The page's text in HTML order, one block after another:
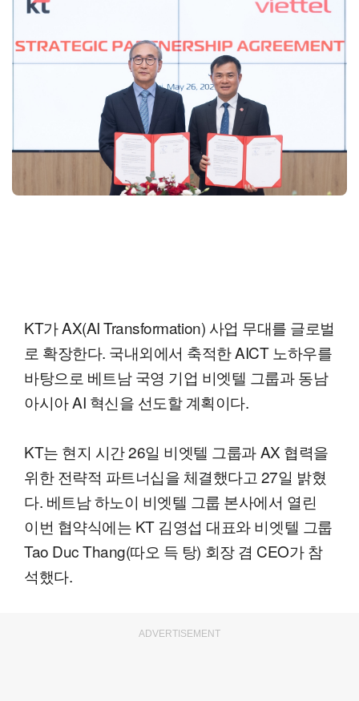
KT가 AX(AI Transformation) 사업 무대를 글로벌
로 확장한다. 국내외에서 축적한 AICT 노하우를
바탕으로 베트남 국영 기업 비엣텔 그룹과 동남
아시아 AI 혁신을 선도할 계획이다.
KT는 현지 시간 26일 비엣텔 그룹과 AX 협력을
위한 전략적 파트너십을 체결했다고 27일 밝혔
다. 베트남 하노이 비엣텔 그룹 본사에서 열린
이번 협약식에는 KT 김영섭 대표와 비엣텔 그룹
Tao Duc Thang(따오 득 탕) 회장 겸 CEO가 참
석했다.
ADVERTISEMENT